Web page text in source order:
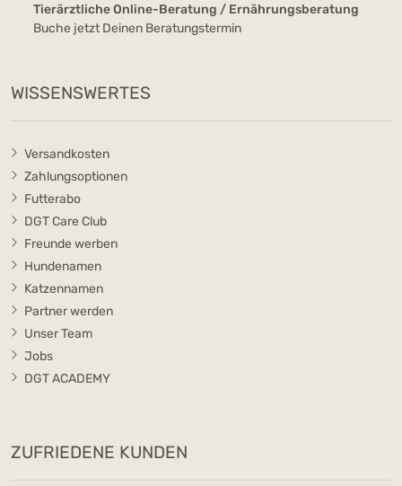
Tierärztliche Online-Beratung / Ernährungsberatung
Buche jetzt Deinen Beratungstermin
WISSENSWERTES
Versandkosten
Zahlungsoptionen
Futterabo
DGT Care Club
Freunde werben
Hundenamen
Katzennamen
Partner werden
Unser Team
Jobs
DGT ACADEMY
ZUFRIEDENE KUNDEN